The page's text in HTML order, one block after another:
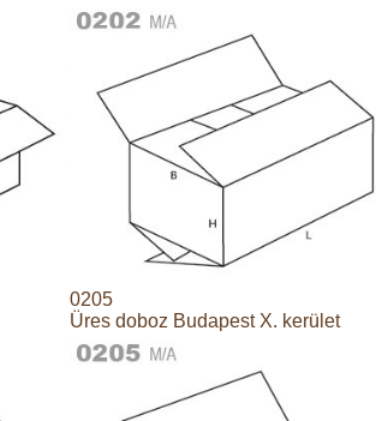
0205
Üres doboz Budapest X. kerület